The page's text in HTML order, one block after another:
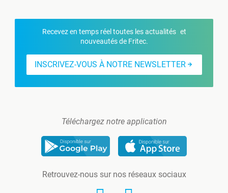
Recevez en temps réel toutes les actualités et
nouveautés de Fritec.
INSCRIVEZ-VOUS À NOTRE NEWSLETTER
Téléchargez notre application
Retrouvez-nous sur nos réseaux sociaux